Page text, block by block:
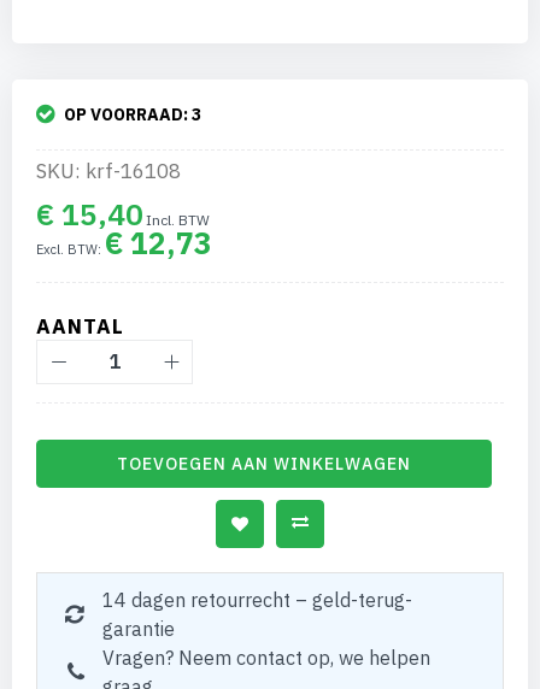
OP VOORRAAD:3
SKU: krf-16108
€ 15,40
€ 12,73
AANTAL
TOEVOEGEN AAN WINKELWAGEN
14 dagen retourrecht – geld-terug-
garantie
Vragen? Neem contact op, we helpen